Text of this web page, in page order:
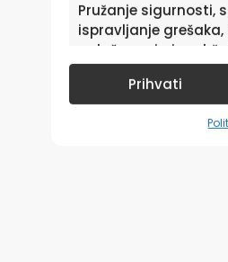
Pružanje sigurnosti,
ispravljanje
oglašavanja i
u pogledu
Prihvati